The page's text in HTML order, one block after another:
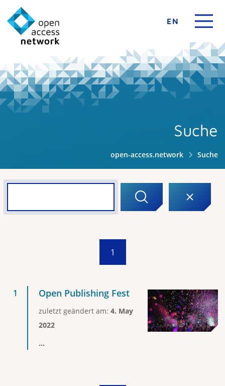
EN
Suche
open-access.network Suche
1
Open Publishing Fest
zuletzt geändert am: 4. May
2022
...